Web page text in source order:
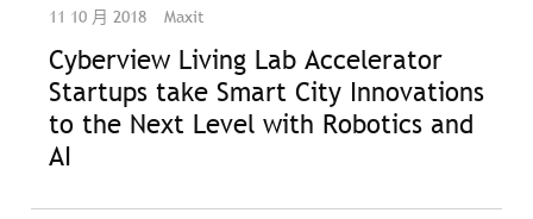
11 10 月 2018 Maxit
Cyberview Living Lab Accelerator
Startups take Smart City Innovations
to the Next Level with Robotics and
AI